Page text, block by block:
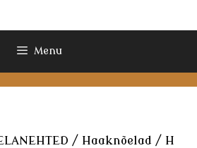
Menu
/ Haaknõelad / H